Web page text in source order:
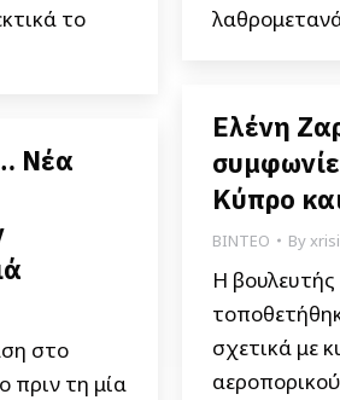
το
Ελένη
Κύπρο
ΒΙΝΤΕΟ By
Η
σχετικά με
Νέα
στο
πριν τη μία